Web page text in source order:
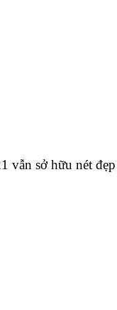
vẫn sở hữu nét